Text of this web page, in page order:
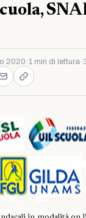
2020 ·1 min di lettura·